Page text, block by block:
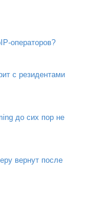
операторов?
с резидентами
до сих пор не
вернут после